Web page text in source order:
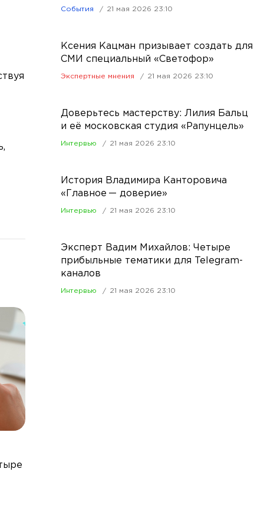
События 21 мая 2026 23:10
Ксения Кацман призывает создать для
СМИ специальный «Светофор»
Экспертные мнения 21 мая 2026 23:10
Доверьтесь мастерству: Лилия Бальц
и её московская студия «Рапунцель»
Интервью 21 мая 2026 23:10
История Владимира Канторовича
«Главное — доверие»
Интервью 21 мая 2026 23:10
Эксперт Вадим Михайлов: Четыре
прибыльные тематики для Telegram-
каналов
Интервью 21 мая 2026 23:10